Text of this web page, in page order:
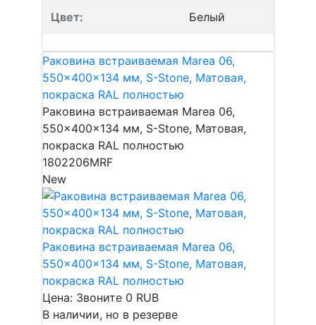
Цвет: Белый
Раковина встраиваемая Marea 06,
550x400x134 мм, S-Stone, Матовая,
покраска RAL полностью
Раковина встраиваемая Marea 06,
550x400x134 мм, S-Stone, Матовая,
покраска RAL полностью
1802206MRF
New
Раковина встраиваемая Marea 06,
550x400x134 мм, S-Stone, Матовая,
покраска RAL полностью
Цена: Звоните 0 RUB
В наличии, но в резерве